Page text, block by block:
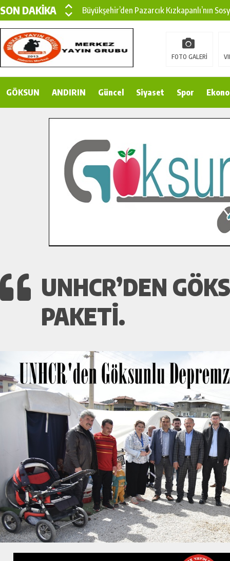
SON DAKİKA
Büyükşehir’den Pazarcık Kızkapanlı’nın
Büyükşehir’den Pazarcık Kırsalına Modern
Çin’den KSÜ’ye Uluslararası Başarı:
Gençler Pusula Maraş Kampında Yeni
İlçe Jandarma Komutanı Karakaya’dan
Bertiz’in Yeni Köprüsünde Sona Doğru.
FOTO GALERİ
GÖKSUN ANDIRIN Güncel Siyaset Spor
UNHCR’DEN
PAKETI.